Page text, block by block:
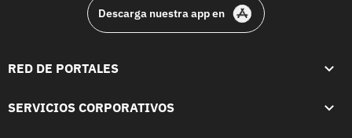
Descarga nuestra app en
RED DE PORTALES
SERVICIOS CORPORATIVOS